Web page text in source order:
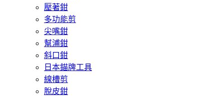
壓著鉗
多功能剪
尖嘴鉗
幫浦鉗
斜口鉗
日本錨牌工具
線槽剪
脫皮鉗